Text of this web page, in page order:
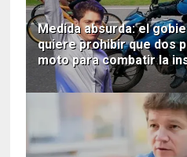
Medida absurda: el
quiere prohibir que dos
moto para combatir la